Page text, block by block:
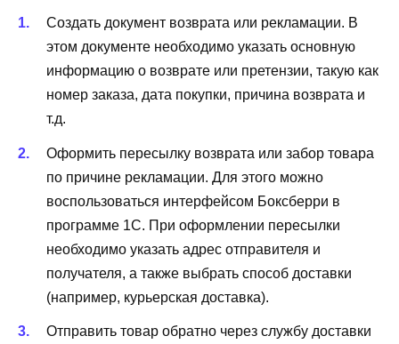
Создать документ возврата или рекламации. В
этом документе необходимо указать основную
информацию о возврате или претензии, такую как
номер заказа, дата покупки, причина возврата и
т.д.
Оформить пересылку возврата или забор товара
по причине рекламации. Для этого можно
воспользоваться интерфейсом Боксберри в
программе 1С. При оформлении пересылки
необходимо указать адрес отправителя и
получателя, а также выбрать способ доставки
(например, курьерская доставка).
Отправить товар обратно через службу доставки